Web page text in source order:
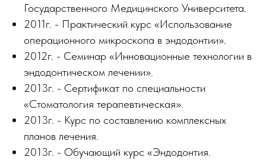
Государственного Медицинского Университета.
2011г. - Практический курс «Использование
операционного микроскопа в эндодонтии».
2012г. - Семинар «Инновационные технологии в
эндодонтическом лечении».
2013г. - Сертификат по специальности
«Стоматология терапевтическая».
2013г. - Курс по составлению комплексных
планов лечения.
2013г. - Обучающий курс «Эндодонтия.